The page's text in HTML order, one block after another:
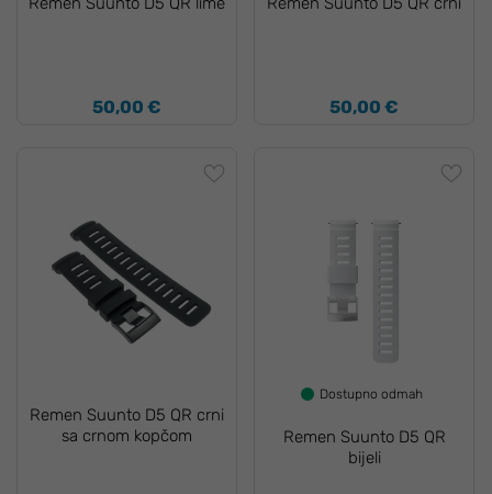
50,00 € 50,00 €
Remen Suunto D5 QR crni
sa crnom kopčom
Dostupno odmah
Remen Suunto D5 QR
bijeli